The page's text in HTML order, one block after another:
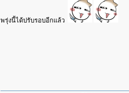
พรุ่งนี้ได้ปรับรอบอีกแล้ว